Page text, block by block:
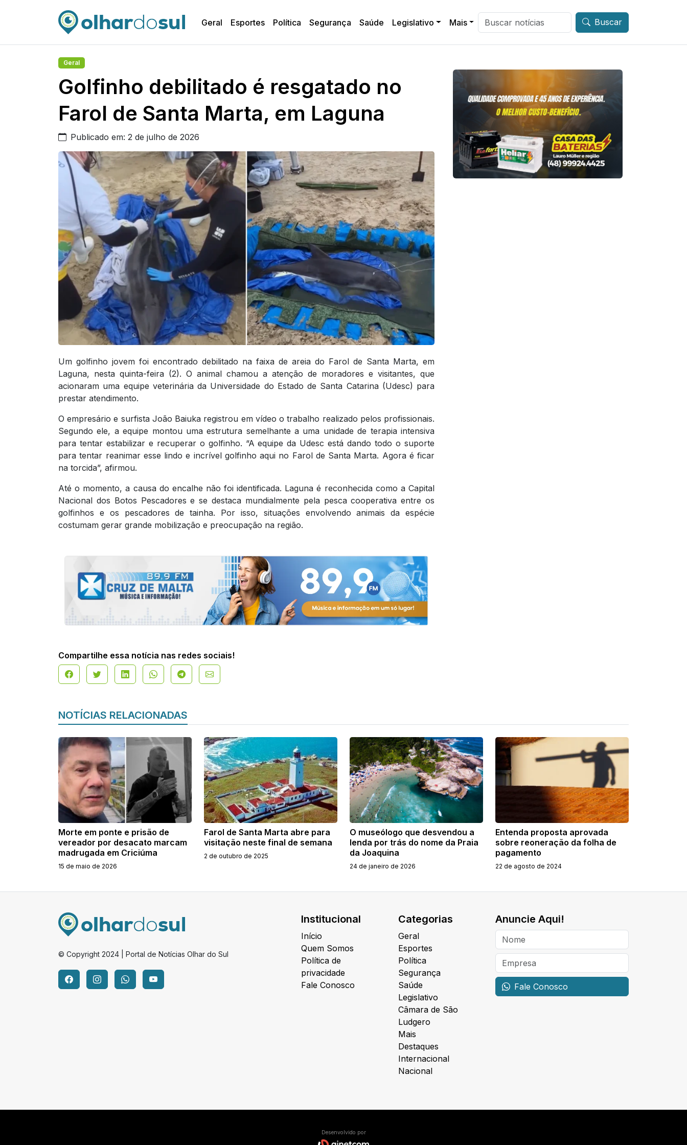
Geral Esportes Política Segurança Saúde Legislativo Mais Buscar
Geral
Golfinho debilitado é resgatado no
Farol de Santa Marta, em Laguna
Publicado em: 2 de julho de 2026
Um golfinho jovem foi encontrado debilitado na faixa de areia do Farol de Santa Marta, em
Laguna, nesta quinta-feira (2). O animal chamou a atenção de moradores e visitantes, que
acionaram uma equipe veterinária da Universidade do Estado de Santa Catarina (Udesc) para
prestar atendimento.
O empresário e surfista João Baiuka registrou em vídeo o trabalho realizado pelos profissionais.
Segundo ele, a equipe montou uma estrutura semelhante a uma unidade de terapia intensiva
para tentar estabilizar e recuperar o golfinho. “A equipe da Udesc está dando todo o suporte
para tentar reanimar esse lindo e incrível golfinho aqui no Farol de Santa Marta. Agora é ficar
na torcida”, afirmou.
Até o momento, a causa do encalhe não foi identificada. Laguna é reconhecida como a Capital
Nacional dos Botos Pescadores e se destaca mundialmente pela pesca cooperativa entre os
golfinhos e os pescadores de tainha. Por isso, situações envolvendo animais da espécie
costumam gerar grande mobilização e preocupação na região.
Compartilhe essa notícia nas redes sociais!
NOTÍCIAS RELACIONADAS
Morte em ponte e prisão de
vereador por desacato marcam
madrugada em Criciúma
15 de maio de 2026
Farol de Santa Marta abre para
visitação neste final de semana
2 de outubro de 2025
O museólogo que desvendou a
lenda por trás do nome da Praia
da Joaquina
24 de janeiro de 2026
Entenda proposta aprovada
sobre reoneração da folha de
pagamento
22 de agosto de 2024
© Copyright 2024 | Portal de Notícias Olhar do Sul
Institucional
Início
Quem Somos
Política de
privacidade
Fale Conosco
Categorias
Geral
Esportes
Política
Segurança
Saúde
Legislativo
Câmara de São
Ludgero
Mais
Destaques
Internacional
Nacional
Anuncie Aqui!
Fale Conosco
Desenvolvido por